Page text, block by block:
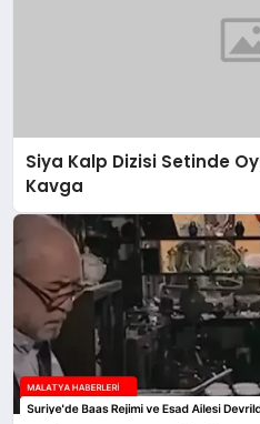
Siya Kalp Dizisi Setinde
Kavga